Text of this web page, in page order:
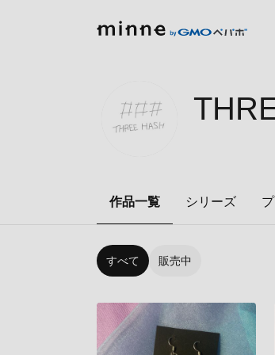
作品一覧 シリーズ
すべて 販売中